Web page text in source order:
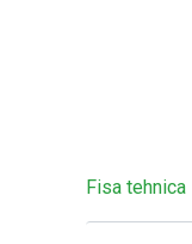
Fisa tehnica